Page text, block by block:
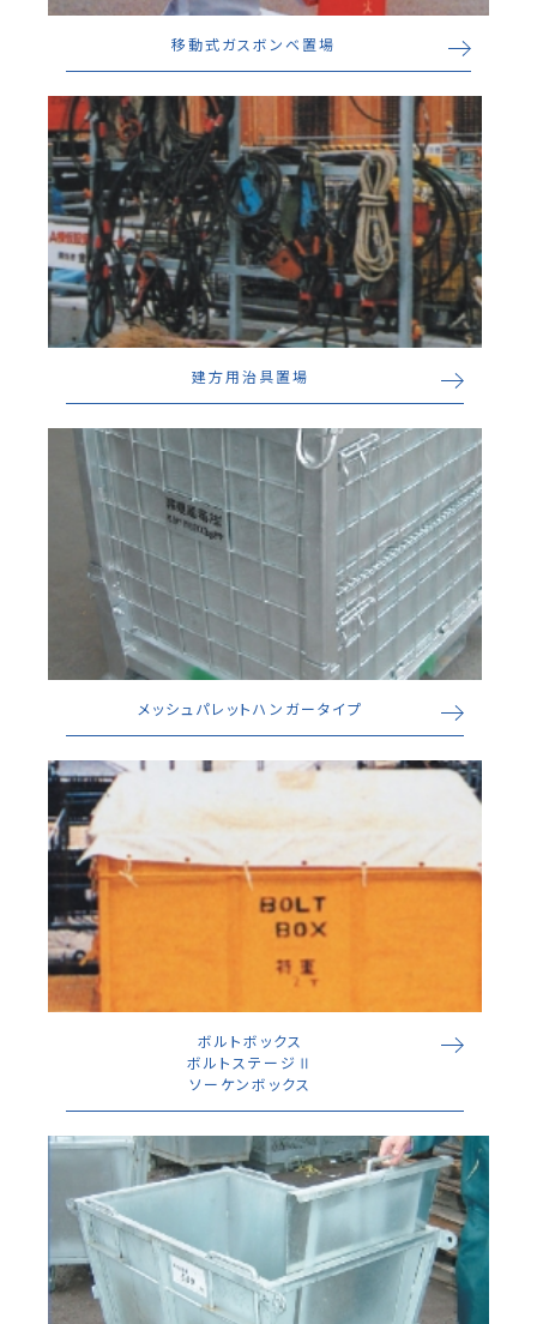
移動式ガスボンベ置場
建方用治具置場
メッシュパレットハンガータイプ
ボルトボックス
ボルトステージⅡ
ソーケンボックス